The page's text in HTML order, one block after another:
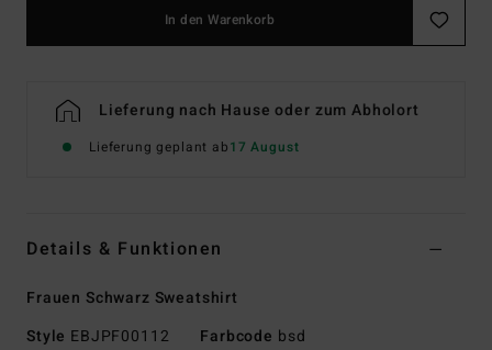
In den Warenkorb
Lieferung nach Hause oder zum Abholort
Lieferung geplant ab17 August
Details & Funktionen
Frauen Schwarz Sweatshirt
Style EBJPF00112 Farbcode bsd